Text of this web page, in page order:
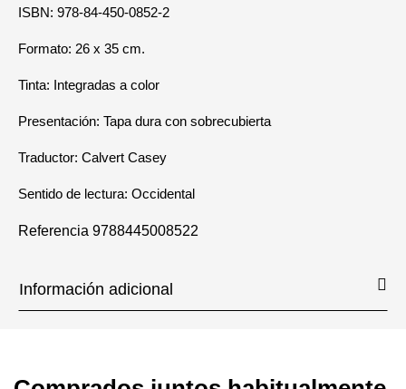
ISBN: 978-84-450-0852-2
Formato: 26 x 35 cm.
Tinta: Integradas a color
Presentación: Tapa dura con sobrecubierta
Traductor: Calvert Casey
Sentido de lectura: Occidental
Referencia 9788445008522
Información adicional